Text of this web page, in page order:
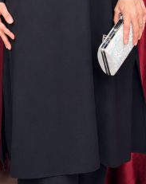
Kredi Kartına